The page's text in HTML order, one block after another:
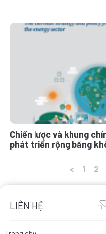
Chiến lược và khung
phát triển rộng băng
< 1 2
LIÊN HỆ